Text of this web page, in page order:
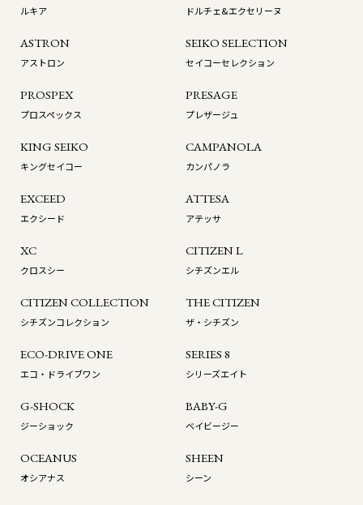
ルキア ドルチェ&エクセリーヌ
ASTRON
アストロン
SEIKO SELECTION
セイコーセレクション
PROSPEX
プロスペックス
PRESAGE
プレザージュ
KING SEIKO
キングセイコー
CAMPANOLA
カンパノラ
EXCEED
エクシード
ATTESA
アテッサ
XC
クロスシー
CITIZEN L
シチズンエル
CITIZEN COLLECTION
シチズンコレクション
THE CITIZEN
ザ・シチズン
ECO-DRIVE ONE
エコ・ドライブワン
SERIES 8
シリーズエイト
G-SHOCK
ジーショック
BABY-G
ベイビージー
OCEANUS
オシアナス
SHEEN
シーン